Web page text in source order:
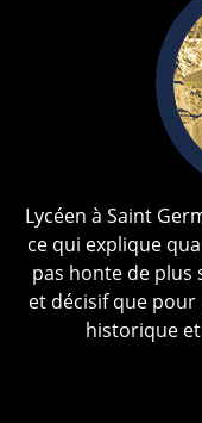
Lycéen à Saint
ce qui explique
pas honte de plus
et décisif que pour
historique